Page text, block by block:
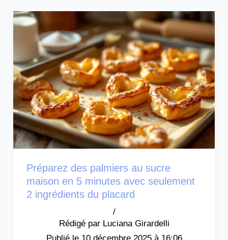
Préparez des palmiers au sucre
maison en 5 minutes avec seulement
2 ingrédients du placard
Luciana Girardelli
/